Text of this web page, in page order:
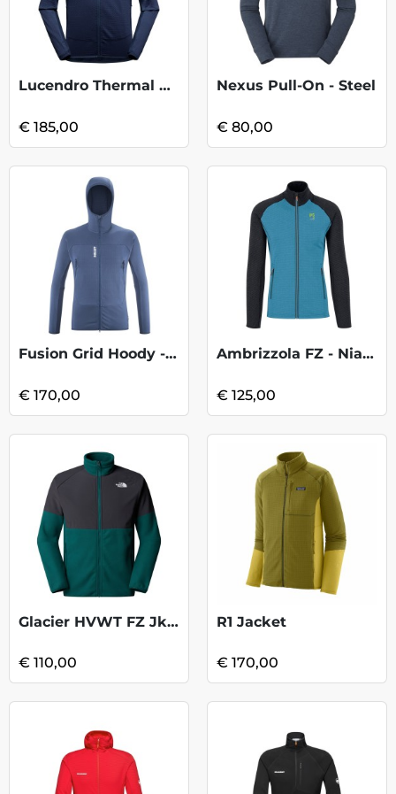
Lucendro Thermal Hoody - Night Sky/Chalk
€ 185,00
Nexus Pull-On - Steel
€ 80,00
Fusion Grid Hoody - Dark Denim
€ 170,00
Ambrizzola FZ - Niagara/Vulcan
€ 125,00
Glacier HVWT FZ Jkt - Deep Nori/Asphalt
€ 110,00
R1 Jacket
€ 170,00